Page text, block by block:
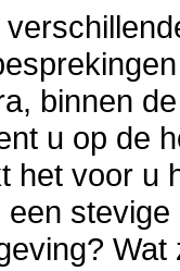
binnen
u op de
het voor u